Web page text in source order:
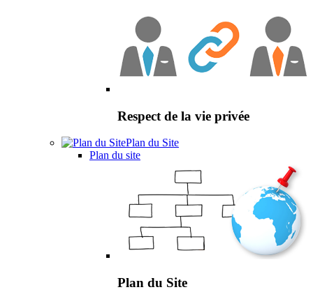
Respect de la vie privée
Plan du Site
Plan du site
Plan du Site